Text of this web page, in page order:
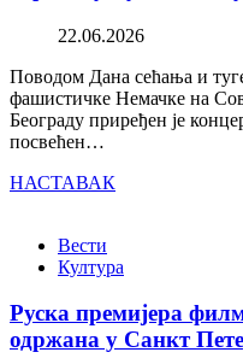
22.06.2026
Поводом Дана сећања и
фашистичке Немачке на
Београду приређен је
посвећен…
НАСТАВАК
Вести
Култура
Руска премијера
одржана у Санкт